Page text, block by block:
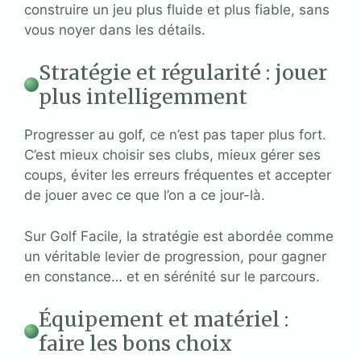
construire un jeu plus fluide et plus fiable, sans
vous noyer dans les détails.
Stratégie et régularité : jouer
plus intelligemment
Progresser au golf, ce n’est pas taper plus fort.
C’est mieux choisir ses clubs, mieux gérer ses
coups, éviter les erreurs fréquentes et accepter
de jouer avec ce que l’on a ce jour-là.
Sur Golf Facile, la stratégie est abordée comme
un véritable levier de progression, pour gagner
en constance… et en sérénité sur le parcours.
Équipement et matériel :
faire les bons choix